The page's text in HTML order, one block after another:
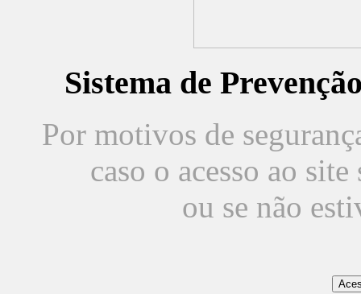
Sistema de
Por motivos de
caso o acesso ao
ou se não